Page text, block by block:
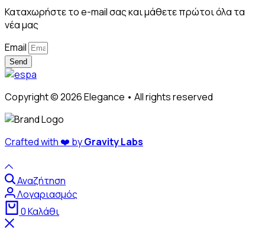
Καταχωρήστε το e-mail σας και μάθετε πρώτοι όλα τα
νέα μας
Email
Send
Copyright © 2026 Elegance • All rights reserved
Crafted with ❤️ byGravity Labs
Αναζήτηση
Λογαριασμός
0Καλάθι